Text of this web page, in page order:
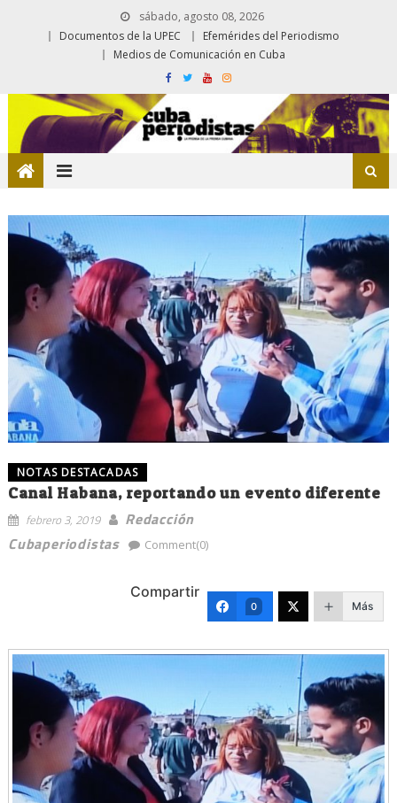
sábado, agosto 08, 2026
Documentos de la UPEC
Efemérides del Periodismo
Medios de Comunicación en Cuba
NOTAS DESTACADAS
Canal Habana, reportando un evento diferente
febrero 3, 2019
Redacción
Cubaperiodistas
Comment(0)
Compartir
0 Más